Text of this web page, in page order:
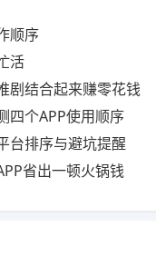
顺序
活
剧结合起来赚零花钱
四个APP使用顺序
台排序与避坑提醒
省出一顿火锅钱